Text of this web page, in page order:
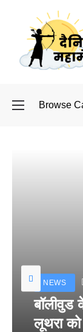
Browse
NEWS
बॉलीवुड
लूथरा